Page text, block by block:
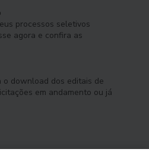
processos seletivos
agora e confira as
o download dos editais de
em andamento ou já